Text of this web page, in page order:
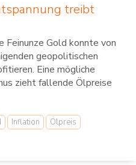
treibt
Feinunze Gold konnte von
geopolitischen
Eine mögliche
zieht fallende Ölpreise
Inflation
Ölpreis